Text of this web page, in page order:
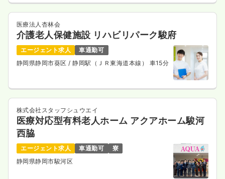
医療法人杏林会
介護老人保健施設 リハビリパーク駿府
エージェント求人
車通勤可
静岡県静岡市葵区/ 静岡駅（ＪＲ東海道本線） 車15分
株式会社スタッフシュウエイ
医療対応型有料老人ホーム アクアホーム駿河
西脇
エージェント求人 車通勤可
寮
静岡県静岡市駿河区